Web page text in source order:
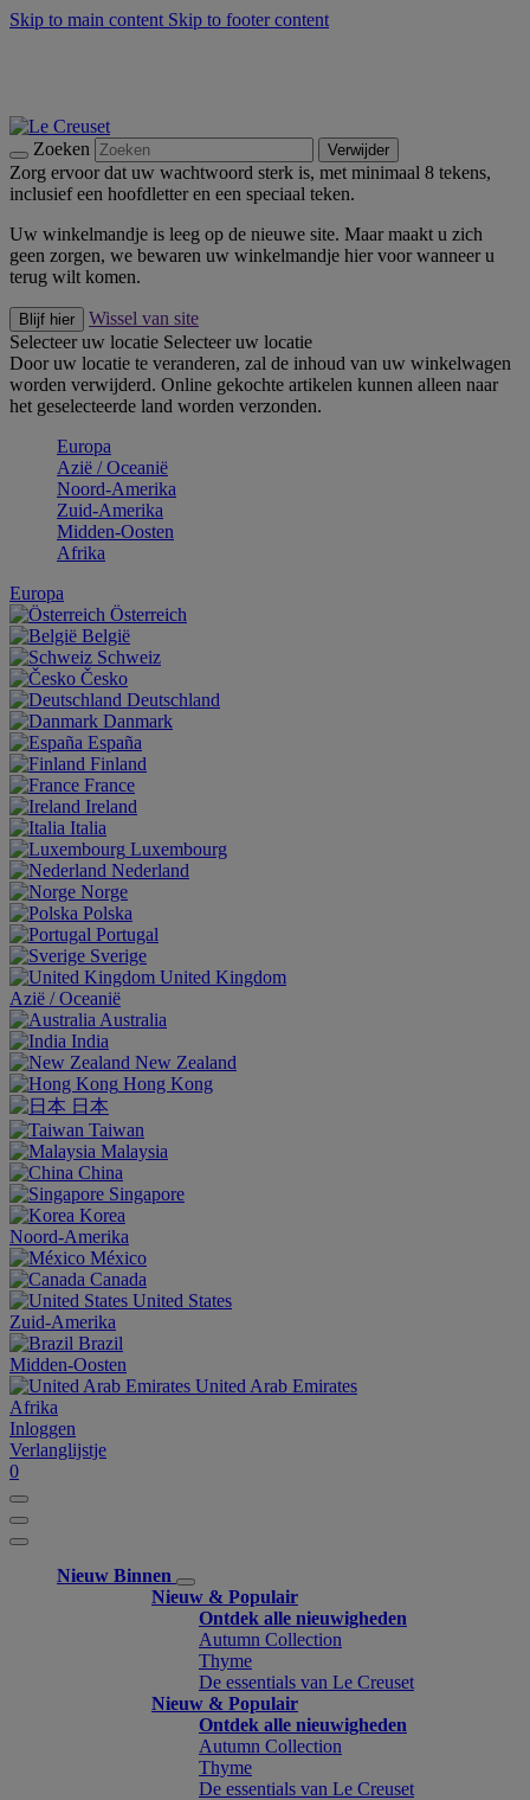
Skip to main content Skip to footer content
Zoeken Verwijder
Zorg ervoor dat uw wachtwoord sterk is, met minimaal 8 tekens,
inclusief een hoofdletter en een speciaal teken.
Uw winkelmandje is leeg op de nieuwe site. Maar maakt u zich
geen zorgen, we bewaren uw winkelmandje hier voor wanneer u
terug wilt komen.
Blijf hier
Wissel van site
Selecteer uw locatie Selecteer uw locatie
Door uw locatie te veranderen, zal de inhoud van uw winkelwagen
worden verwijderd. Online gekochte artikelen kunnen alleen naar
het geselecteerde land worden verzonden.
Europa
Aziё / Oceaniё
Noord-Amerika
Zuid-Amerika
Midden-Oosten
Afrika
Europa
Österreich
België
Schweiz
Česko
Deutschland
Danmark
España
Finland
France
Ireland
Italia
Luxembourg
Nederland
Norge
Polska
Portugal
Sverige
United Kingdom
Aziё / Oceaniё
Australia
India
New Zealand
Hong Kong
日本
Taiwan
Malaysia
China
Singapore
Korea
Noord-Amerika
México
Canada
United States
Zuid-Amerika
Brazil
Midden-Oosten
United Arab Emirates
Afrika
Inloggen
Verlanglijstje
0
Nieuw Binnen
Nieuw & Populair
Ontdek alle nieuwigheden
Autumn Collection
Thyme
De essentials van Le Creuset
Nieuw & Populair
Ontdek alle nieuwigheden
Autumn Collection
Thyme
De essentials van Le Creuset